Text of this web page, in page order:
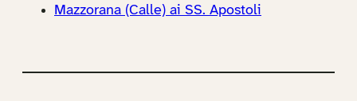
Mazzorana (Calle) ai SS. Apostoli